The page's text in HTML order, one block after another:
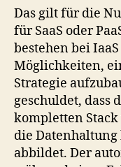
Das gilt für die
für SaaS oder
bestehen bei
Möglichkeiten,
Strategie
geschuldet, dass
kompletten
die
abbildet. Der